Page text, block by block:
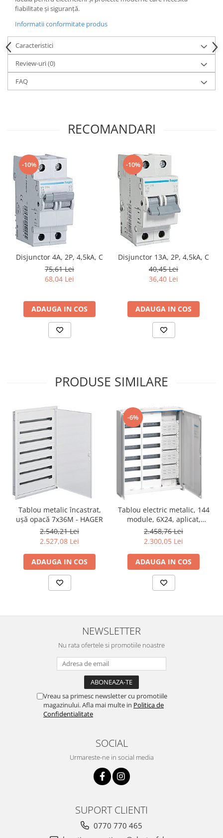
fiabilitate și siguranță.
Informatii conformitate produs
Caracteristici
Review-uri(0)
FAQ
RECOMANDARI
-10%
Disjunctor 4A, 2P, 4,5kA, C
75,61 Lei
68,04 Lei
ADAUGA IN COS
-10%
Disjunctor 13A, 2P, 4,5kA, C
40,45 Lei
36,40 Lei
ADAUGA IN COS
PRODUSE SIMILARE
Tablou metalic încastrat,
ușă opacă 7x36M - HAGER
2.540,21 Lei
2.527,08 Lei
ADAUGA IN COS
-6%
Tablou electric metalic, 144
module, 6X24, aplicat,
Hager, Univers, IP31, cu
sectie multimedia,
2.458,76 Lei
2.300,05 Lei
ADAUGA IN COS
NEWSLETTER
Nu rata ofertele si promotiile noastre
Vreau sa primesc newsletter cu promotiile
magazinului. Afla mai multe in Politica de
Confidentialitate
SOCIAL
Urmareste-ne in social media
SUPORT CLIENTI
0770 770 465